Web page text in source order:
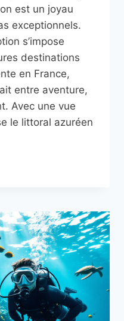
est un joyau
exceptionnels.
s’impose
destinations
en France,
entre aventure,
Avec une vue
le littoral azuréen